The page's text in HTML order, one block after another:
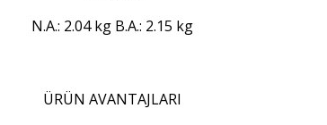
N.A.: 2.04 kg B.A.: 2.15 kg
ÜRÜN AVANTAJLARI